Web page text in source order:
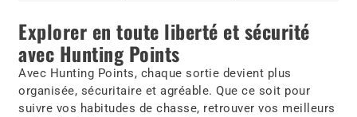
Explorer en toute liberté et sécurité
avec Hunting Points
Avec Hunting Points, chaque sortie devient plus
organisée, sécuritaire et agréable. Que ce soit pour
suivre vos habitudes de chasse, retrouver vos meilleurs